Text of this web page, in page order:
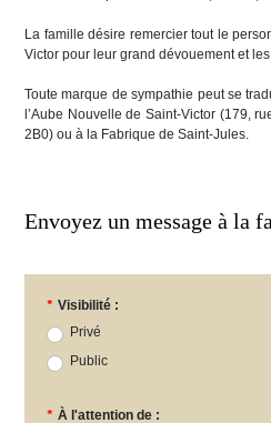
La famille désire remercier tout le
Victor pour leur grand dévouement et
Toute marque de sympathie peut se
l’Aube Nouvelle de Saint-Victor (179,
2B0) ou à la Fabrique de Saint-Jules.
Envoyez un message à la
* Visibilité :
Privé
Public
* À l'attention de :